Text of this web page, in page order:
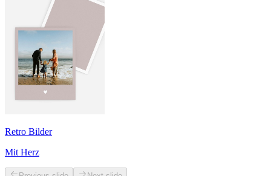
Retro Bilder
Mit Herz